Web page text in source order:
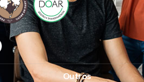
Outros